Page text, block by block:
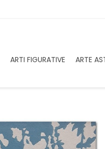
ARTI FIGURATIVE ARTE